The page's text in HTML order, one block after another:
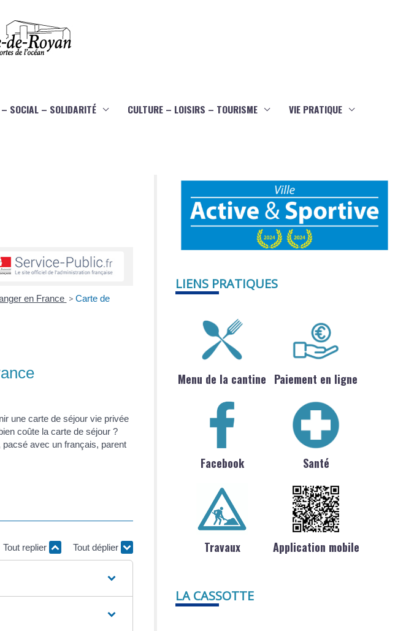
– SOCIAL – SOLIDARITÉ CULTURE – LOISIRS – TOURISME VIE PRATIQUE
en France > Carte de
une carte de séjour vie privée
coûte la carte de séjour ?
avec un français, parent
Tout replier Tout déplier
LIENS PRATIQUES
Menu de la cantine Paiement en ligne
Facebook Santé
Travaux Application mobile
LA CASSOTTE